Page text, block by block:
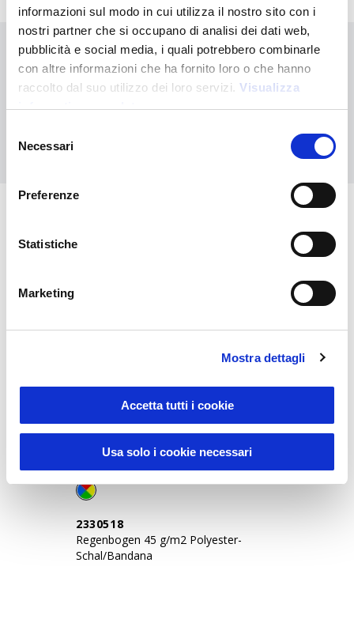
informazioni sul modo in cui utilizza il nostro sito con i
nostri partner che si occupano di analisi dei dati web,
pubblicità e social media, i quali potrebbero combinarle
con altre informazioni che ha fornito loro o che hanno
raccolto dal suo utilizzo dei loro servizi. Visualizza
informativa completa
delNecessari
Preferenze
Statistiche
Marketing
Mostra dettagli
Accetta tutti i cookie
Usa solo i cookie necessari
Sie haben nicht gefunden, wonach Sie suchen?
Kontaktieren Sie uns, wenn Sie Hilfe benötigen, oder fordern Sie
Ihre kundenspezifische Bestellung an
2330518
Regenbogen 45 g/m2 Polyester-
Schal/Bandana